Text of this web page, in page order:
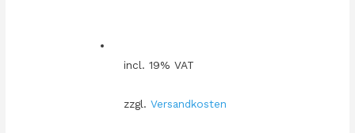
incl. 19% VAT
zzgl. Versandkosten